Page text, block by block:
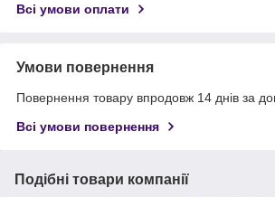
Всі умови оплати
Умови повернення
Повернення товару впродовж 14 днів за
Всі умови повернення
Подібні товари компанії